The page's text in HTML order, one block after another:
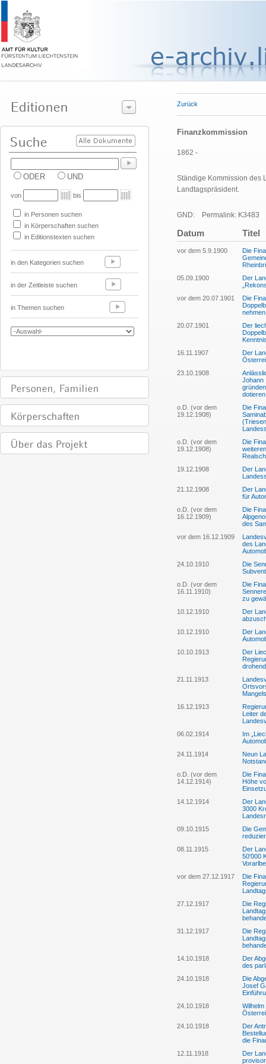
ODER UND
von bis
in Personen suchen
in Körperschaften suchen
in Editionstexten suchen
in den Kategorien suchen
in der Zeitleiste suchen
in Themen suchen
Zurück
Finanzkommission
1862 -
Ständige Kommission des
Landtagspräsident.
GND: Permalink: K3483
Datum Titel
vor dem 5.9.1900
Die
05.09.1900
Der
vor dem 20.07.1901
Die
nehmen
20.07.1901
Der
16.11.1907
Der
23.10.1908
Johann
dotieren
o.D. (vor dem
19.12.1908)
Die
o.D. (vor dem
19.12.1908)
Die
19.12.1908
Der
21.12.1908
Der
für
o.D. (vor dem
16.12.1909)
Die
des
vor dem 16.12.1909
des
24.10.1910
Die
o.D. (vor dem
16.11.1910)
Die
zu
10.12.1910
Der
10.12.1910
Der
10.10.1913
Der
21.11.1913
16.12.1913
Leiter
06.02.1914
Im
24.11.1914
Neun
o.D. (vor dem
14.12.1914)
Die
Höhe
14.12.1914
Der
3000
09.10.1915
Die
08.11.1915
Der
50'000
vor dem 27.12.1917
Die
27.12.1917
Die
31.12.1917
Die
14.10.1918
Der
des
24.10.1918
Die
Josef
24.10.1918
24.10.1918
Der
die
12.11.1918
Der